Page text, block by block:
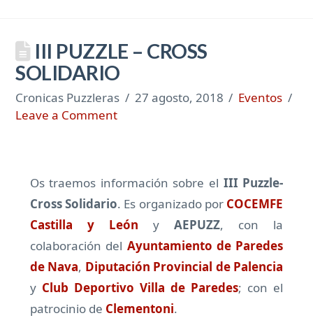
III PUZZLE – CROSS
SOLIDARIO
Cronicas Puzzleras 27 agosto, 2018
Eventos
Leave a Comment
Os traemos información sobre el III Puzzle-
Cross Solidario. Es organizado por COCEMFE
Castilla y León
yAEPUZZ, con la
colaboración del Ayuntamiento de Paredes
de Nava, Diputación Provincial de Palencia
y Club Deportivo Villa de Paredes; con el
patrocinio de Clementoni.